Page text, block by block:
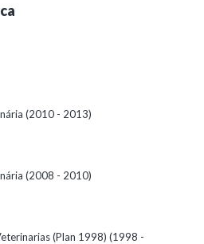
(2010 - 2013)
(2008 - 2010)
(Plan 1998) (1998 -